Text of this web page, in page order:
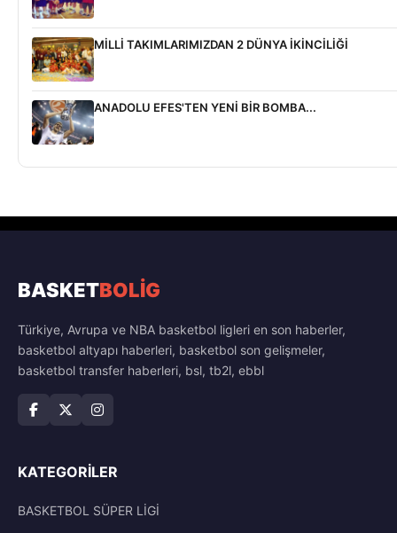
MİLLİ TAKIMLARIMIZDAN 2 DÜNYA İKİNCİLİĞİ
ANADOLU EFES'TEN YENİ BİR BOMBA...
BASKETBOLİG
Türkiye, Avrupa ve NBA basketbol ligleri en son haberler,
basketbol altyapı haberleri, basketbol son gelişmeler,
basketbol transfer haberleri, bsl, tb2l, ebbl
KATEGORILER
BASKETBOL SÜPER LİGİ